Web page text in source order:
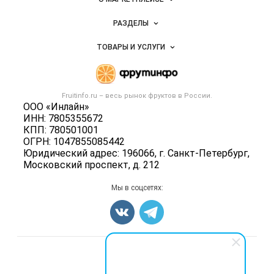
Fruitinfo.ru – весь рынок фруктов в России.
ООО «Инлайн»
ИНН: 7805355672
КПП: 780501001
ОГРН: 1047855085442
Юридический адрес: 196066, г. Санкт-Петербург,
Московский проспект, д. 212
Новости Fruitinfo.ru
Размещение рекламы
Публичная оферта
Контактная информация
Политика обработки персональных данных
РАЗДЕЛЫ
Объявления
Новости рынка
ТОВАРЫ И УСЛУГИ
Готовая продукция
Фрукты
Грибы
Оборудование
Карта объявлений
Мы в соцсетях: